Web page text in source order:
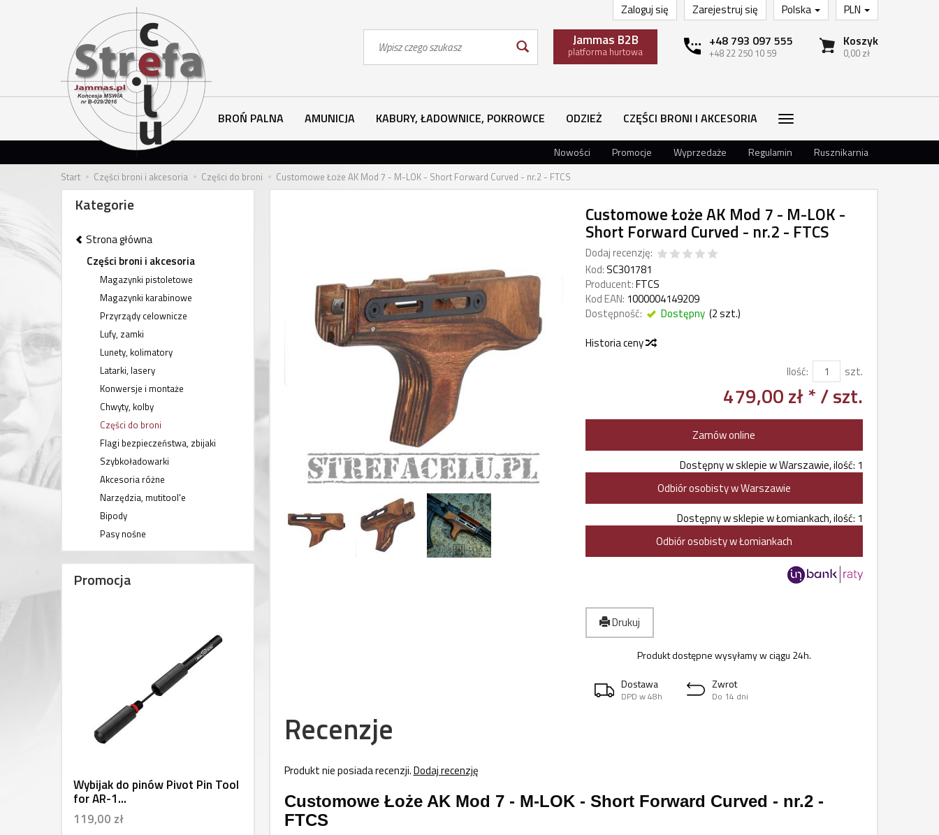
PLN
Polska
Zarejestruj się
Zaloguj się
Koszyk
0,00 zł
+48 793 097 555
+48 22 250 10 59
Jammas B2B
platforma hurtowa
BROŃ PALNA AMUNICJA KABURY, ŁADOWNICE, POKROWCE ODZIEŻ CZĘŚCI BRONI I AKCESORIA
Nowości Promocje Wyprzedaże Regulamin Rusznikarnia
Start Części broni i akcesoria Części do broni Customowe Łoże AK Mod 7 - M-LOK - Short Forward Curved - nr.2 - FTCS
Customowe Łoże AK Mod 7 - M-LOK -
Short Forward Curved - nr.2 - FTCS
Dodaj recenzję:
Kod:SC301781
Producent:FTCS
Kod EAN: 1000004149209
Dostępność:
Dostępny (2szt.)
Historia ceny
Ilość:
szt.
479,00 zł */ szt.
Zamów online
Dostępny w sklepie w Warszawie, ilość: 1
Odbiór osobisty w Warszawie
Dostępny w sklepie w Łomiankach, ilość: 1
Odbiór osobisty w Łomiankach
Drukuj
Produkt dostępne wysyłamy w ciągu 24h.
Dostawa
DPD w 48h
Zwrot
Do 14 dni
Recenzje
Produkt nie posiada recenzji.Dodaj recenzję
Customowe Łoże AK Mod 7 - M-LOK - Short Forward Curved - nr.2 -
FTCS
Kategorie
Strona główna
Części broni i akcesoria
Magazynki pistoletowe
Magazynki karabinowe
Przyrządy celownicze
Lufy, zamki
Lunety, kolimatory
Latarki, lasery
Konwersje i montaże
Chwyty, kolby
Części do broni
Flagi bezpieczeństwa, zbijaki
Szybkoładowarki
Akcesoria różne
Narzędzia, mutitool'e
Bipody
Pasy nośne
Promocja
Wybijak do pinów Pivot Pin Tool
for AR-1...
119,00 zł